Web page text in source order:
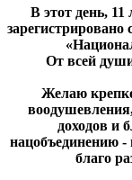
В этот день, 11
зарегистрировано
От всей
Желаю
доходов и
нацобъединению -
благо